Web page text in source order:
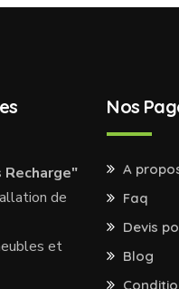
de
et
Nos
A
Faq
Devis
Blog